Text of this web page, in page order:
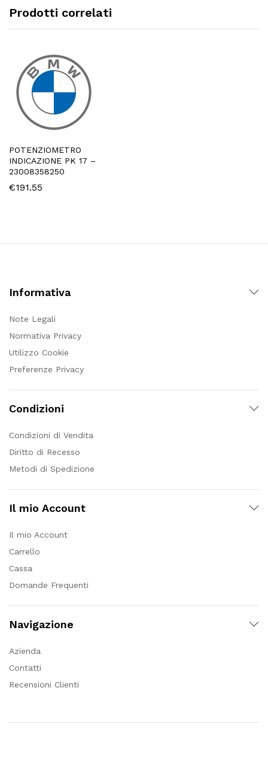
Prodotti correlati
POTENZIOMETRO
INDICAZIONE PK 17 –
23008358250
€191.55
Informativa
Note Legali
Normativa Privacy
Utilizzo Cookie
Preferenze Privacy
Condizioni
Condizioni di Vendita
Diritto di Recesso
Metodi di Spedizione
Il mio Account
Il mio Account
Carrello
Cassa
Domande Frequenti
Navigazione
Azienda
Contatti
Recensioni Clienti